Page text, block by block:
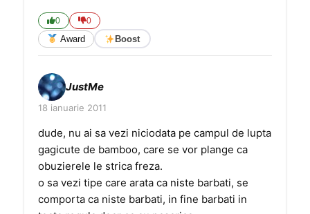
0 0
Award Boost
JustMe
18 ianuarie 2011
dude, nu ai sa vezi niciodata pe campul de lupta
gagicute de bamboo, care se vor plange ca
obuzierele le strica freza.
o sa vezi tipe care arata ca niste barbati, se
comporta ca niste barbati, in fine barbati in